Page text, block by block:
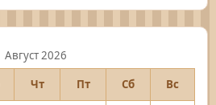
Август 2026
Чт Пт Сб Вс